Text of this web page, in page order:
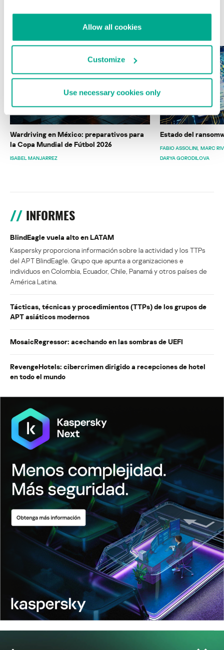
Allow all cookies
Customize
Use necessary cookies only
ÚLTIMAS PUBLICACIONES
Wardriving en México: preparativos para
la Copa Mundial de Fútbol 2026
ISABEL MANJARREZ
Estado del
FABIO ASSOLINI MARC
DARYA GORODILOVA
INFORMES
BlindEagle vuela alto en LATAM
Kaspersky proporciona información sobre la actividad y los TTPs
del APT BlindEagle. Grupo que apunta a organizaciones e
individuos en Colombia, Ecuador, Chile, Panamá y otros países de
América Latina.
Tácticas, técnicas y procedimientos (TTPs) de los grupos de
APT asiáticos modernos
MosaicRegressor: acechando en las sombras de UEFI
RevengeHotels: cibercrimen dirigido a recepciones de hotel
en todo el mundo